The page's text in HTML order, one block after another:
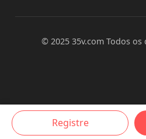
© 2025 35v.com Todos
Registre